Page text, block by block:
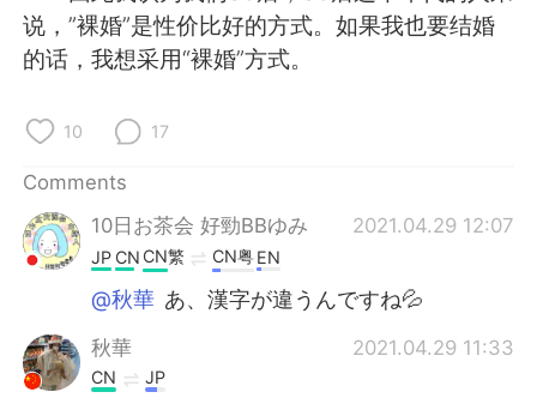
Türkçe Tiếng Việt
说，”裸婚”是性价比好的方式。如果我也要结婚
的话，我想采用“裸婚”方式。
10 17
Comments
10日お茶会 好勁BBゆみ
2021.04.29 12:07
JP CN CN繁 CN粤EN
@秋華 あ、漢字が違うんですね💦
秋華 2021.04.29 11:33
CN JP